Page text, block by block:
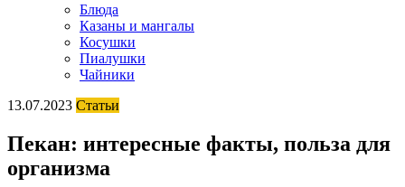
Блюда
Казаны и мангалы
Косушки
Пиалушки
Чайники
13.07.2023 Статьи
Пекан: интересные факты, польза для
организма